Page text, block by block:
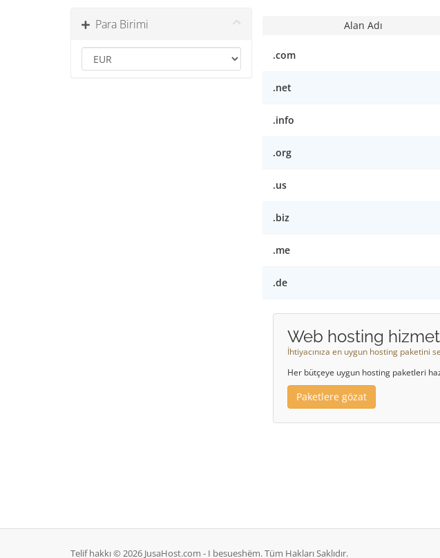
Para Birimi Alan Adı
.com
.net
.info
.org
.us
.biz
.me
.de
Web hosting
İhtiyacınıza en uygun hosting paketini
Her bütçeye uygun hosting paketleri
Paketlere gözat
Telif hakkı © 2026 JusaHost.com - I besueshëm. Tüm Hakları Saklıdır.